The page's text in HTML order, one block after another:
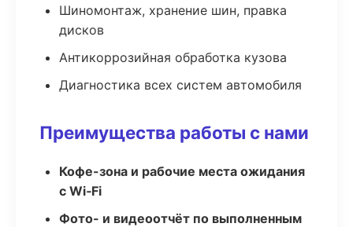
Шиномонтаж, хранение шин, правка
дисков
Антикоррозийная обработка кузова
Диагностика всех систем автомобиля
Преимущества работы с нами
Кофе-зона и рабочие места ожидания
с Wi‑Fi
Фото- и видеоотчёт по выполненным